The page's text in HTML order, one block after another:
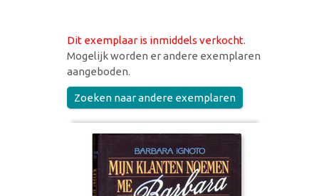
Dit exemplaar is inmiddels verkocht.
Mogelijk worden er andere exemplaren
aangeboden.
Zoeken naar andere exemplaren